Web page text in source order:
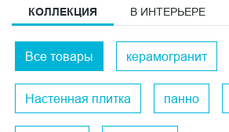
КОЛЛЕКЦИЯ В ИНТЕРЬЕРЕ
Все товары керамогранит
Настенная плитка панно